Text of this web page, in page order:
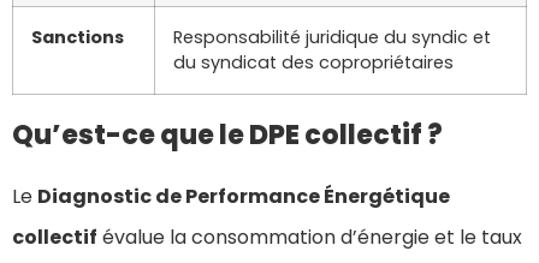
Sanctions
Responsabilité juridique du syndic et
du syndicat des copropriétaires
Qu’est-ce que le DPE collectif ?
Le Diagnostic de Performance Énergétique
collectif évalue la consommation d’énergie et le taux